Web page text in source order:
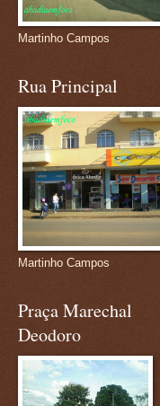
Martinho Campos
Rua Principal
Martinho Campos
Praça Marechal
Deodoro